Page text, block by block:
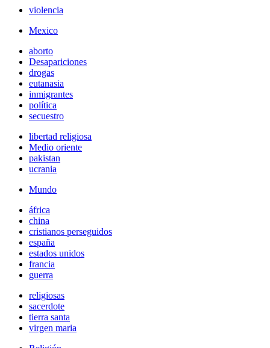
violencia
Mexico
aborto
Desapariciones
drogas
eutanasia
inmigrantes
política
secuestro
libertad religiosa
Medio oriente
pakistan
ucrania
Mundo
áfrica
china
cristianos perseguidos
españa
estados unidos
francia
guerra
religiosas
sacerdote
tierra santa
virgen maria